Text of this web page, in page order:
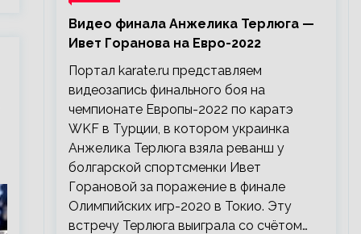
Видео финала Анжелика Терлюга —
Ивет Горанова на Евро-2022
Портал karate.ru представляем
видеозапись финального боя на
чемпионате Европы-2022 по каратэ
WKF в Турции, в котором украинка
Анжелика Терлюга взяла реванш у
болгарской спортсменки Ивет
Горановой за поражение в финале
Олимпийских игр-2020 в Токио. Эту
встречу Терлюга выиграла со счётом…